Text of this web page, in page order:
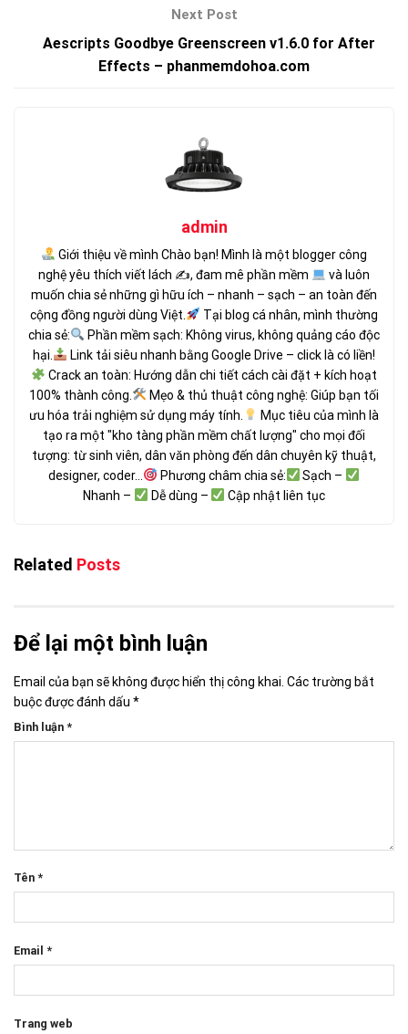
Aescripts Goodbye Greenscreen v1.6.0 for After
Effects – phanmemdohoa.com
admin
Giới thiệu về mình Chào bạn! Mình là một blogger công
nghệ yêu thích viết lách ✍, đam mê phần mềm
và luôn
muốn chia sẻ những gì hữu ích – nhanh – sạch – an toàn đến
cộng đồng người dùng Việt.
Tại blog cá nhân, mình thường
chia sẻ:
Phần mềm sạch: Không virus, không quảng cáo độc
hại.
Link tải siêu nhanh bằng Google Drive – click là có liền!
Crack an toàn: Hướng dẫn chi tiết cách cài đặt + kích hoạt
100% thành công.
Mẹo & thủ thuật công nghệ: Giúp bạn tối
ưu hóa trải nghiệm sử dụng máy tính.
Mục tiêu của mình là
tạo ra một "kho tàng phần mềm chất lượng" cho mọi đối
tượng: từ sinh viên, dân văn phòng đến dân chuyên kỹ thuật,
designer, coder...
Phương châm chia sẻ:
Sạch –
Nhanh –
Dễ dùng – Cập nhật liên tục
Related Posts
Để lại một bình luận
Email của bạn sẽ không được hiển thị công khai. Các trường bắt
buộc được đánh dấu *
Bình luận *
Tên *
Email *
Trang web